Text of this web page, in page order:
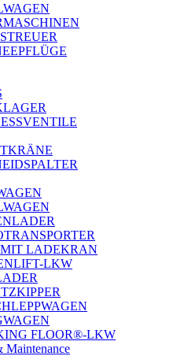
LADEKRAN
LKW
FLOOR®-LKW
Maintenance